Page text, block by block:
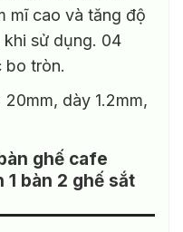
mĩ cao và tăng độ
sử dụng. 04
bo tròn.
dày 1.2mm,
ghế cafe
1 bàn 2 ghế sắt